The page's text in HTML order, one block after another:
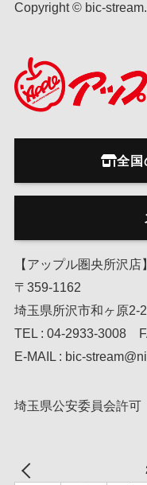
Copyright © bic-
全国
【アップル圏央所沢店】
〒359-1162
埼玉県所沢市和ヶ原2-
TEL : 04-2933-3008
E-MAIL : bic-
埼玉県公安委員会許